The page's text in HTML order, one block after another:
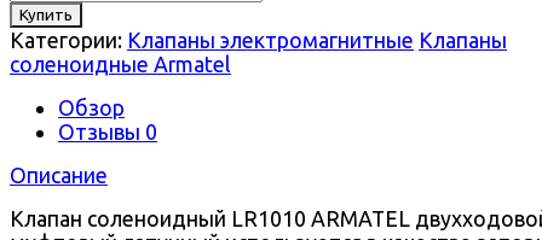
Купить
Категории: Клапаны электромагнитные Клапаны
соленоидные Armatel
Обзор
Отзывы 0
Описание
Клапан соленоидный LR1010 ARMATEL